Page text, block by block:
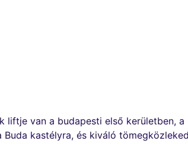
van a budapesti első kerületben,
kastélyra, és kiváló